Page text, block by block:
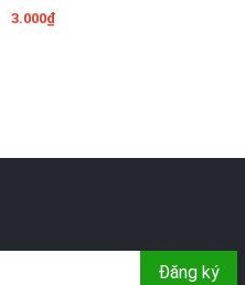
3.000₫
Đăng ký